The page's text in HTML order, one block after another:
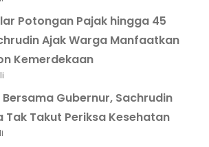
Potongan Pajak hingga 45
Ajak Warga Manfaatkan
Kemerdekaan
Bersama Gubernur, Sachrudin
Tak Takut Periksa Kesehatan